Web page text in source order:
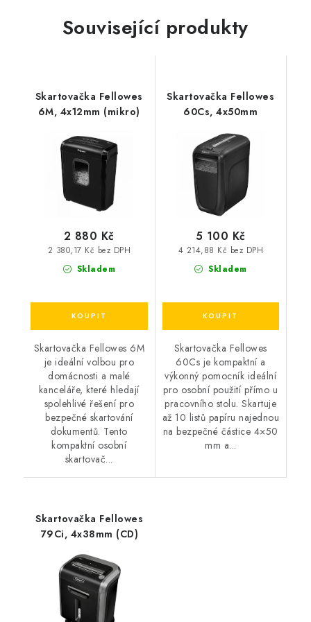
Související produkty
Skartovačka Fellowes
6M, 4x12mm (mikro)
Skladem
2 380,17 Kč bez DPH
2 880 Kč
Skartovačka Fellowes 6M
je ideální volbou pro
domácnosti a malé
kanceláře, které hledají
spolehlivé řešení pro
bezpečné skartování
dokumentů. Tento
kompaktní osobní
skartovač...
Skartovačka Fellowes
60Cs, 4x50mm
Skladem
4 214,88 Kč bez DPH
5 100 Kč
Skartovačka Fellowes
60Cs je kompaktní a
výkonný pomocník ideální
pro osobní použití přímo u
pracovního stolu. Skartuje
až 10 listů papíru najednou
na bezpečné částice 4×50
mm a...
Skartovačka Fellowes
79Ci, 4x38mm (CD)